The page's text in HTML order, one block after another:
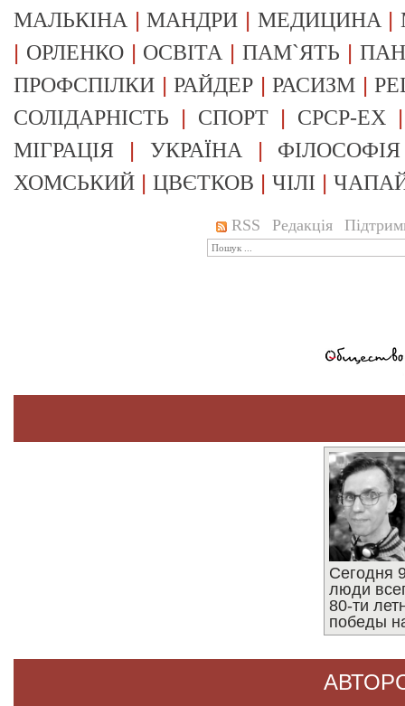
МАЛЬКІНА |МАНДРИ | МЕДИЦИНА |
| ОРЛЕНКО| ОСВІТА |ПАМ`ЯТЬ |
ПРОФСПІЛКИ |РАЙДЕР |РАСИЗМ |
СОЛІДАРНІСТЬ | СПОРТ | СРСР-EX
МІГРАЦІЯ | УКРАЇНА | ФІЛОСОФІЯ
ХОМСЬКИЙ | ЦВЄТКОВ | ЧІЛІ |
RSS Редакція
Сегодня
люди
80-ти
победы